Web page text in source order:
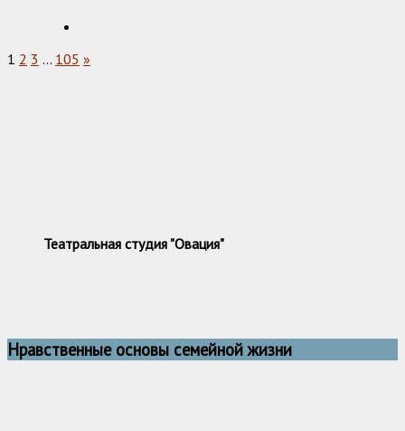
1 2 3 … 105 »
Театральная студия "Овация"
Нравственные основы семейной жизни